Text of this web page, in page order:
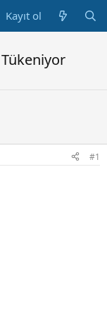
Kayıt ol
#1